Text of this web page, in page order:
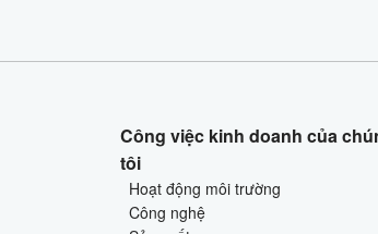
Công việc kinh doanh của
tôi
Hoạt động môi trường
Công nghệ